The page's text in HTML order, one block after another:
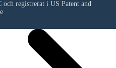
och registrerat i US Patent and